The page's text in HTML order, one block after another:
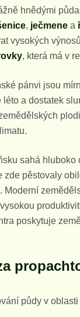
hnědými
, ječmene a
vysokých
, která má v
pánvi jsou
léto a dostatek
sahá
zde pěstovaly
Moderní
poskytuje
půdy v